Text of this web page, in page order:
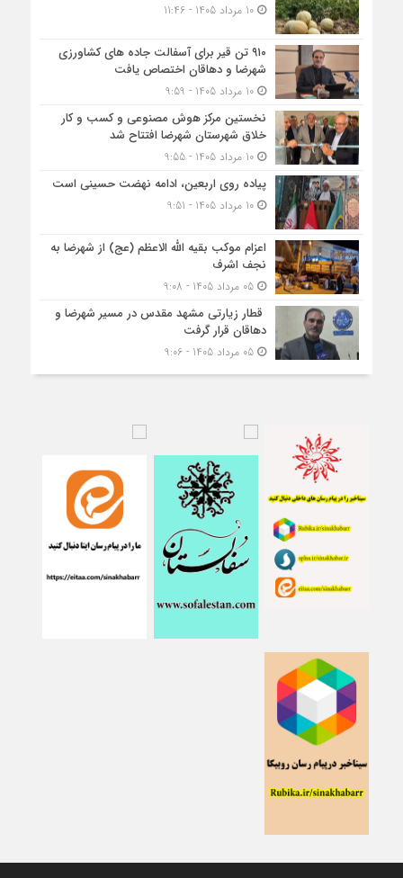
10 مرداد 1405 - 11:46
۹۱۰ تن قیر برای آسفالت جاده های کشاورزی
شهرضا و دهاقان اختصاص یافت
10 مرداد 1405 - 9:59
نخستین مرکز هوش مصنوعی و کسب‌ و کار
خلاق شهرستان شهرضا افتتاح شد
10 مرداد 1405 - 9:55
پیاده روی اربعین، ادامه نهضت حسینی است
10 مرداد 1405 - 9:51
اعزام موکب بقیه الله الاعظم (عج) از شهرضا به
نجف اشرف
05 مرداد 1405 - 9:08
قطار زیارتی مشهد مقدس در مسیر شهرضا و
دهاقان قرار گرفت
05 مرداد 1405 - 9:06